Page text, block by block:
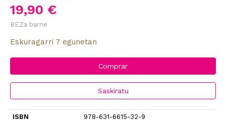
19,90 €
BEZa barne
Eskuragarri 7 egunetan
Comprar
Saskiratu
ISBN
978-631-6615-32-9